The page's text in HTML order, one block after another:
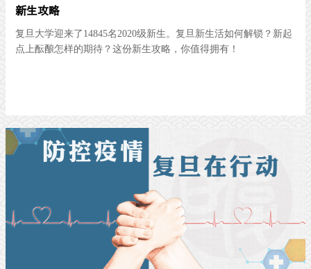
新生攻略
复旦大学迎来了14845名2020级新生。复旦新生活如何解锁？新起
点上酝酿怎样的期待？这份新生攻略，你值得拥有！